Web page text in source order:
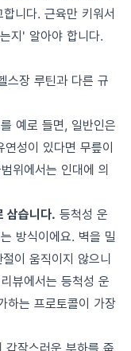
니다. 근육만 키워서
지' 알아야 합니다.
스장 루틴과 다른 규
예로 들면, 일반인은
성이 있다면 무릎이
위에서는 인대에 의
삼습니다. 등척성 운
방식이에요. 벽을 밀
이 움직이지 않으니
뷰에서는 등척성 운
하는 프로토콜이 가장
갑작스러운 부하를 줍